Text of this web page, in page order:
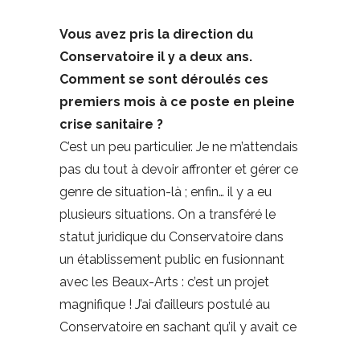
Vous avez pris la direction du
Conservatoire il y a deux ans.
Comment se sont déroulés ces
premiers mois à ce poste en pleine
crise sanitaire ?
C’est un peu particulier. Je ne m’attendais
pas du tout à devoir affronter et gérer ce
genre de situation-là ; enfin… il y a eu
plusieurs situations. On a transféré le
statut juridique du Conservatoire dans
un établissement public en fusionnant
avec les Beaux-Arts : c’est un projet
magnifique ! J’ai d’ailleurs postulé au
Conservatoire en sachant qu’il y avait ce